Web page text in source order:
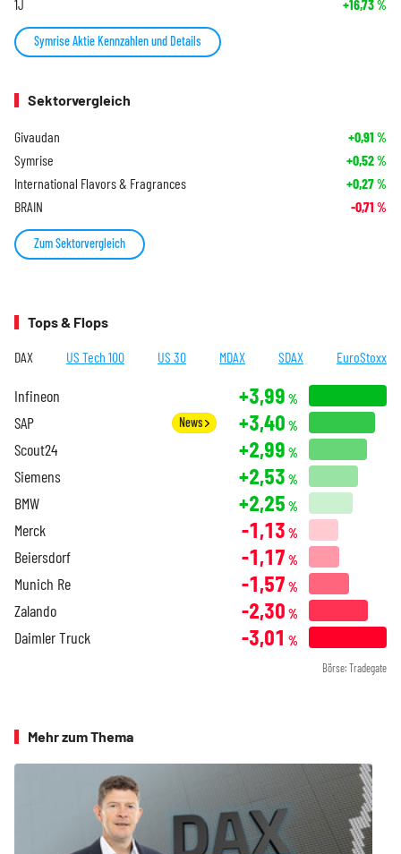
1J +16,73%
Symrise Aktie Kennzahlen und Details
Sektorvergleich
Givaudan +0,91 %
Symrise +0,52%
International Flavors & Fragrances +0,27%
BRAIN -0,71 %
Zum Sektorvergleich
Tops & Flops
DAX US Tech 100 US 30 MDAX SDAX EuroStoxx
Infineon +3,99 %
SAP News +3,40 %
Scout24 +2,99 %
Siemens +2,53 %
BMW +2,25 %
Merck -1,13 %
Beiersdorf -1,17 %
Munich Re -1,57 %
Zalando -2,30 %
Daimler Truck -3,01 %
Börse: Tradegate
Mehr zum Thema